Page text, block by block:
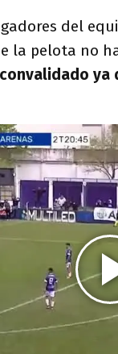
del
la pelota no
ya